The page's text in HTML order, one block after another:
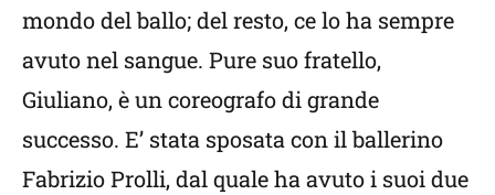
mondo del ballo; del resto, ce lo ha sempre
avuto nel sangue. Pure suo fratello,
Giuliano, è un coreografo di grande
successo. E’ stata sposata con il ballerino
Fabrizio Prolli, dal quale ha avuto i suoi due